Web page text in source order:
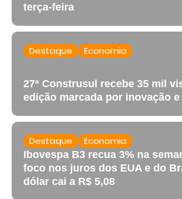
terça-feira
Destaque Economia
27ª Construsul recebe 35 mil
edição marcada por inovação
Destaque Economia
Ibovespa B3 recua 3% na
foco nos juros dos EUA e do
dólar cai a R$ 5,08